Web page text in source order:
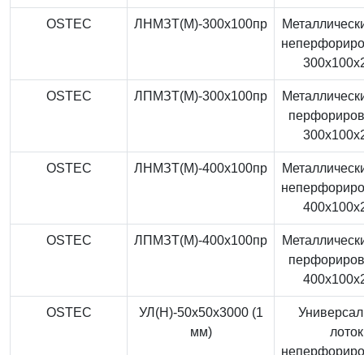
OSTEC ЛНМЗТ(М)-300x100пр
OSTEC ЛПМЗТ(М)-300x100пр
OSTEC ЛНМЗТ(М)-400x100пр
OSTEC ЛПМЗТ(М)-400x100пр
OSTEC
УЛ(Н)-50x50x3000 (1
мм)
лоток